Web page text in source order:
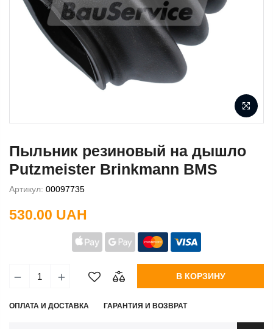
Пыльник резиновый на дышло
Putzmeister Brinkmann BMS
Артикул: 00097735
530.00 UAH
В КОРЗИНУ
ОПЛАТА И ДОСТАВКА ГАРАНТИЯ И ВОЗВРАТ